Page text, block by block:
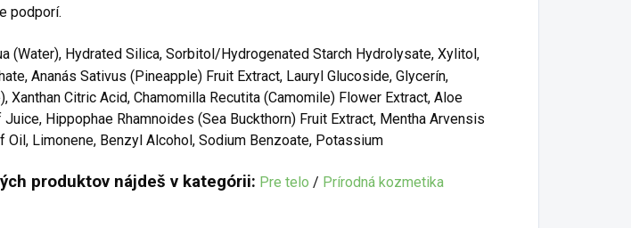
podporí.
(Water), Hydrated Silica, Sorbitol/Hydrogenated Starch Hydrolysate, Xylitol,
Ananás Sativus (Pineapple) Fruit Extract, Lauryl Glucoside, Glycerín,
Xanthan Citric Acid, Chamomilla Recutita (Camomile) Flower Extract, Aloe
Hippophae Rhamnoides (Sea Buckthorn) Fruit Extract, Mentha Arvensis
Oil, Limonene, Benzyl Alcohol, Sodium Benzoate, Potassium
produktov nájdeš v kategórii: Pre telo / Prírodná kozmetika